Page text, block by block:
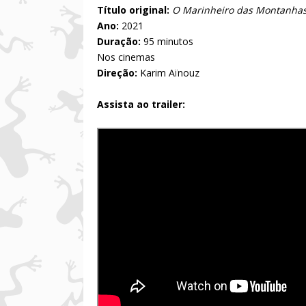
Título original: O Marinheiro das
Ano: 2021
Duração: 95 minutos
Nos cinemas
Direção: Karim Aïnouz
Assista ao trailer: